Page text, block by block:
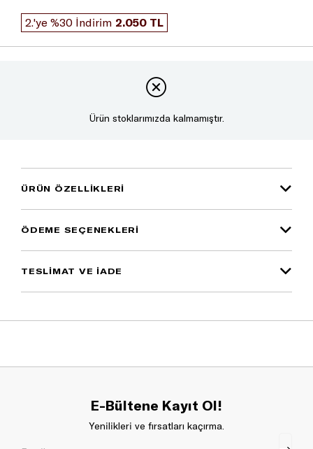
2.'ye %30 İndirim 2.050 TL
Ürün stoklarımızda kalmamıştır.
ÜRÜN ÖZELLIKLERI
ÖDEME SEÇENEKLERI
TESLİMAT VE İADE
E-Bültene Kayıt Ol!
Yenilikleri ve fırsatları kaçırma.